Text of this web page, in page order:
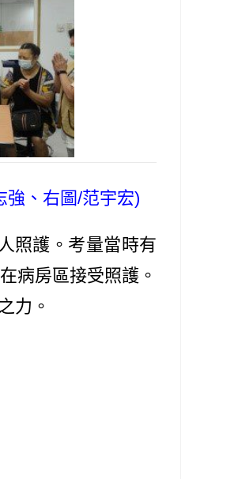
強、右圖/范宇宏)
照護。考量當時有
病房區接受照護。
力。